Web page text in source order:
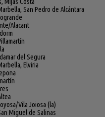
San Pedro de Alcántara
Alacant
del Segura
Elviria
Vila Joiosa (la)
Miguel de Salinas